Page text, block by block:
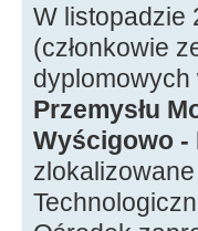
W listopadzie
(członkowie
Przemysłu
Wyścigowo -